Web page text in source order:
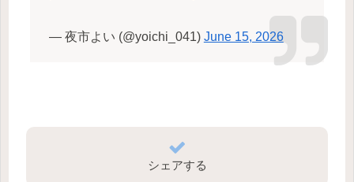
— 夜市よい (@yoichi_041) June 15, 2026
シェアする